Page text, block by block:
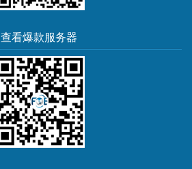
查看爆款服务器